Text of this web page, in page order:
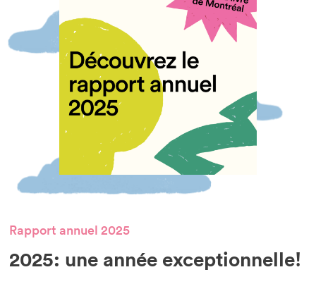
Rapport annuel 2025
2025: une année exceptionnelle!